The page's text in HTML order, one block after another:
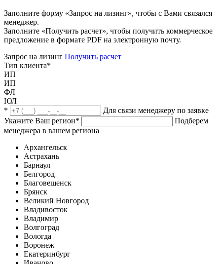
Заполните форму «Запрос на лизинг», чтобы с Вами связался
менеджер.
Заполните «Получить расчет», чтобы получить коммерческое
предложение в формате PDF на электронную почту.
Запрос на лизинг Получить расчет
Тип клиента*
ИП
ИП
ФЛ
ЮЛ
*
Для связи менеджеру по заявке
Укажите Ваш регион*
Подберем
менеджера в вашем региона
Архангельск
Астрахань
Барнаул
Белгород
Благовещенск
Брянск
Великий Новгород
Владивосток
Владимир
Волгоград
Вологда
Воронеж
Екатеринбург